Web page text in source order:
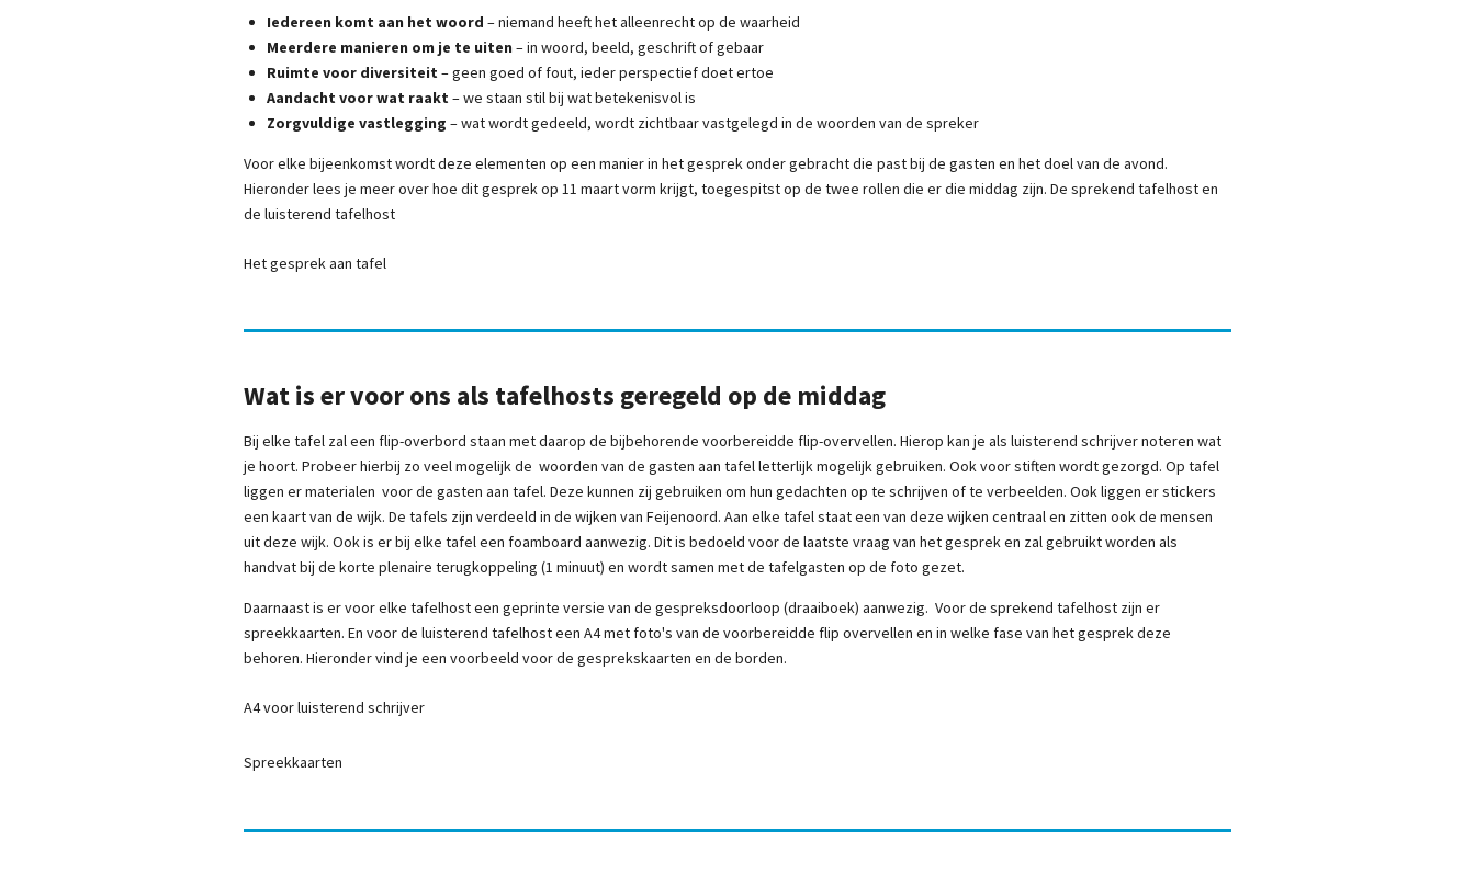
Iedereen komt aan het woord – niemand heeft het alleenrecht op de waarheid
Meerdere manieren om je te uiten – in woord, beeld, geschrift of gebaar
Ruimte voor diversiteit – geen goed of fout, ieder perspectief doet ertoe
Aandacht voor wat raakt – we staan stil bij wat betekenisvol is
Zorgvuldige vastlegging – wat wordt gedeeld, wordt zichtbaar vastgelegd in de woorden van de spreker
Voor elke bijeenkomst wordt deze elementen op een manier in het gesprek onder gebracht die past bij de gasten en het doel van de avond.
Hieronder lees je meer over hoe dit gesprek op 11 maart vorm krijgt, toegespitst op de twee rollen die er die middag zijn. De sprekend tafelhost en
de luisterend tafelhost
Het gesprek aan tafel
Wat is er voor ons als tafelhosts geregeld op de middag
Bij elke tafel zal een flip-overbord staan met daarop de bijbehorende voorbereidde flip-overvellen. Hierop kan je als luisterend schrijver noteren wat
je hoort. Probeer hierbij zo veel mogelijk de woorden van de gasten aan tafel letterlijk mogelijk gebruiken. Ook voor stiften wordt gezorgd. Op tafel
liggen er materialen voor de gasten aan tafel. Deze kunnen zij gebruiken om hun gedachten op te schrijven of te verbeelden. Ook liggen er stickers
een kaart van de wijk. De tafels zijn verdeeld in de wijken van Feijenoord. Aan elke tafel staat een van deze wijken centraal en zitten ook de mensen
uit deze wijk. Ook is er bij elke tafel een foamboard aanwezig. Dit is bedoeld voor de laatste vraag van het gesprek en zal gebruikt worden als
handvat bij de korte plenaire terugkoppeling (1 minuut) en wordt samen met de tafelgasten op de foto gezet.
Daarnaast is er voor elke tafelhost een geprinte versie van de gespreksdoorloop (draaiboek) aanwezig. Voor de sprekend tafelhost zijn er
spreekkaarten. En voor de luisterend tafelhost een A4 met foto's van de voorbereidde flip overvellen en in welke fase van het gesprek deze
behoren. Hieronder vind je een voorbeeld voor de gesprekskaarten en de borden.
A4 voor luisterend schrijver
Spreekkaarten